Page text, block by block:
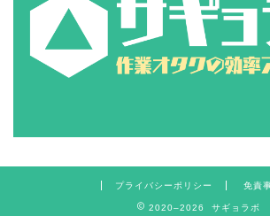
プライバシーポリシー 免責
2020–2026 サギョラボ